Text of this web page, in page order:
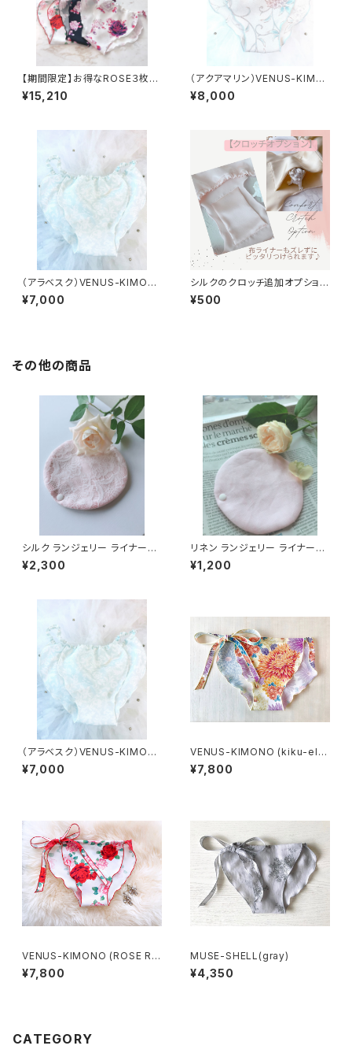
【期間限定】お得なROSE３枚セ
ット
¥15,210
（アクアマリン）VENUS-KIMO
NO
¥8,000
（アラベスク）VENUS-KIMON
O
¥7,000
シルクのクロッチ追加オプション
（VENUSシリーズ用）
¥500
その他の商品
シルク ランジェリー ライナー（p
latinum pink）
¥2,300
リネン ランジェリー ライナー（p
ink）
¥1,200
（アラベスク）VENUS-KIMON
O
¥7,000
VENUS-KIMONO (kiku-ele
gant)
¥7,800
VENUS-KIMONO (ROSE RE
D）
¥7,800
MUSE-SHELL(gray)
¥4,350
CATEGORY